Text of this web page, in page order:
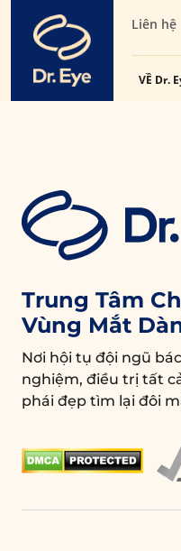
content
Liên hệ
VỀ Dr.
Trung Tâm
Vùng Mắt
Nơi hội tụ đội ngũ
nghiệm, điều trị tất
phái đẹp tìm lại đôi